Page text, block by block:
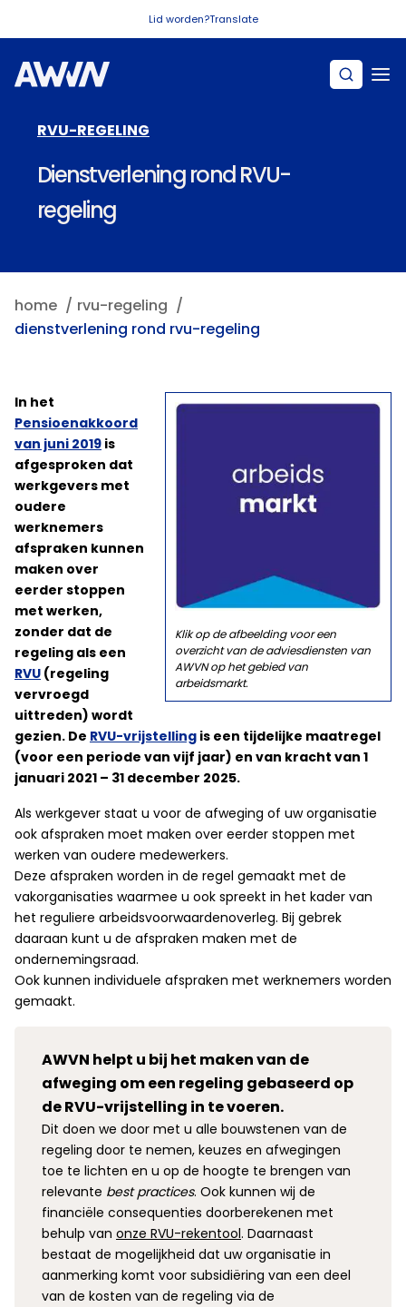
Lid worden?Translate
RVU-REGELING
Dienstverlening rond RVU-
regeling
home
rvu-regeling
dienstverlening rond rvu-regeling
Klik op de afbeelding voor een
overzicht van de adviesdiensten van
AWVN op het gebied van
arbeidsmarkt.
In het
Pensioenakkoord
van juni 2019 is
afgesproken dat
werkgevers met
oudere
werknemers
afspraken kunnen
maken over
eerder stoppen
met werken,
zonder dat de
regeling als een
RVU (regeling
vervroegd
uittreden) wordt
gezien. De RVU-vrijstelling is een tijdelijke maatregel
(voor een periode van vijf jaar) en van kracht van 1
januari 2021 – 31 december 2025.
Als werkgever staat u voor de afweging of uw organisatie
ook afspraken moet maken over eerder stoppen met
werken van oudere medewerkers.
Deze afspraken worden in de regel gemaakt met de
vakorganisaties waarmee u ook spreekt in het kader van
het reguliere arbeidsvoorwaardenoverleg. Bij gebrek
daaraan kunt u de afspraken maken met de
ondernemingsraad.
Ook kunnen individuele afspraken met werknemers worden
gemaakt.
AWVN helpt u bij het maken van de
afweging om een regeling gebaseerd op
de RVU-vrijstelling in te voeren.
Dit doen we door met u alle bouwstenen van de
regeling door te nemen, keuzes en afwegingen
toe te lichten en u op de hoogte te brengen van
relevante best practices. Ook kunnen wij de
financiële consequenties doorberekenen met
behulp van onze RVU-rekentool. Daarnaast
bestaat de mogelijkheid dat uw organisatie in
aanmerking komt voor subsidiëring van een deel
van de kosten van de regeling via de